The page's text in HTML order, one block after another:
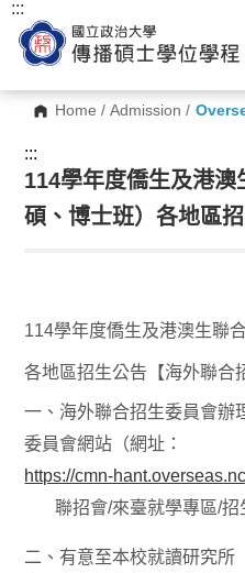
Home /Admission /
:::
:::
114學年度僑生及港澳
碩、博士班）各地區
114學年度僑生及港澳生聯
各地區招生公告【海外聯合
一、海外聯合招生委員會辦
委員會網站（網址：
https://cmn-
聯招會/來臺就學專區/招
二、有意至本校就讀研究所